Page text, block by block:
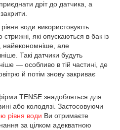
дріт до датчика, а
води використовують
які опускаються в бак із
найекономніше, але
Такі датчики будуть
— особливо в тій частині, де
й потім знову закриває
TENSE знадобляться для
або колодязі. Застосовуючи
рівня води Ви отримаєте
за цілком адекватною